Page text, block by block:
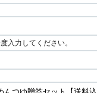
入力してください。